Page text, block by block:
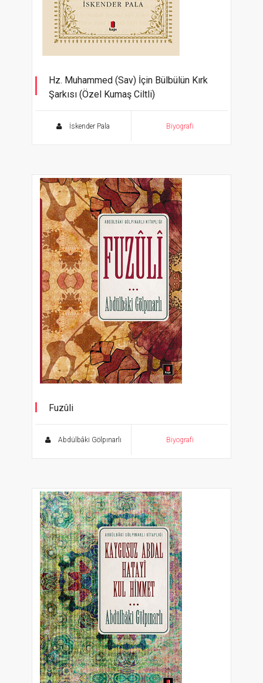
Hz. Muhammed (Sav) İçin Bülbülün Kırk
Şarkısı (Özel Kumaş Ciltli)
İskender Pala Biyografi
Fuzûli
Abdülbâki Gölpınarlı Biyografi